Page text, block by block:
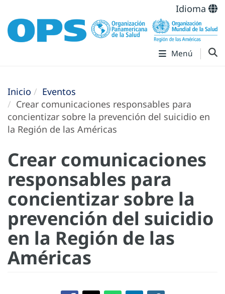
Idioma
Menú
Inicio
Eventos
Crear comunicaciones responsables para
concientizar sobre la prevención del suicidio en
la Región de las Américas
Crear comunicaciones
responsables para
concientizar sobre la
prevención del suicidio
en la Región de las
Américas